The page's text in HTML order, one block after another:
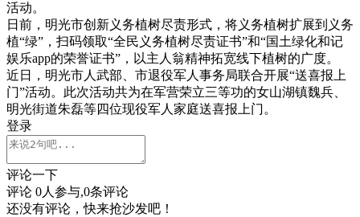
活动。
日前，明光市创新义务植树尽责形式，将义务植树扩展到义务
植“绿”，扫码领取“全民义务植树尽责证书”和“国土绿化和记
娱乐app的荣誉证书”，以主人翁精神拓宽线下植树的广度。
近日，明光市人武部、市退役军人事务局联合开展“送喜报上
门”活动。此次活动共为在军营荣立三等功的女山湖镇魏兵、
明光街道朱磊等四位现役军人家庭送喜报上门。
登录
评论一下
评论 0人参与,0条评论
还没有评论，快来抢沙发吧！